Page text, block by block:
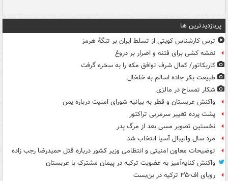
پربازدیدترین ها
ترس کارشناس کویتی از تسلط ایران بر تنگۀ هرمز
نقشه کشی برای فتنه و اصرار بر دروغ
کاریکاتور/ کمال شرف توافق مکه را به سخره گرفت
طبیعت بکر جاده اسالم به خلخال
شکار تمساح در مالزی
واکنش عربستان و قطر به بیانیه شورای امنیت درباره یمن
پشت پرده تغییر سرمربی تراکتور
نخستین تصویر مسی بعد از مرگ پدر
مرد سال والیبال آسیا انتخاب شد
توضیحات معاون امنیتی و انتظامی وزیر کشور درباره قتل حمیدرضا رجب زاده
واکنش کنایه‌آمیز به عضویت ترکیه در پیمان مشترک با عربستان
رویای اف-۳۵ ترکیه در بن‌بست